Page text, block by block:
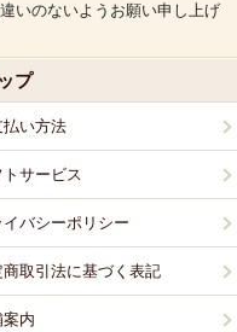
いのないようお願い申し上げ
プ
払い方法
トサービス
イバシーポリシー
商取引法に基づく表記
案内